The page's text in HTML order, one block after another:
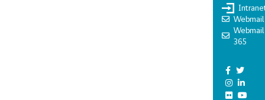
Webmail
Webmail
365